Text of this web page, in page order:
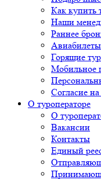
Как купить
Наши
Раннее
Авиабилеты
Горящие
Мобильное
Согласие
О туроператоре
О
Вакансии
Контакты
Единый